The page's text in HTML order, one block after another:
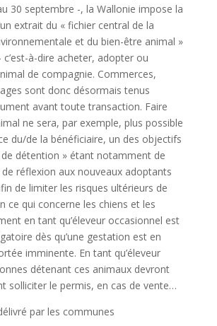
30 septembre -, la Wallonie impose la
extrait du « fichier central de la
et du bien-être animal »
à-dire acheter, adopter ou
de compagnie. Commerces,
sont donc désormais tenus
avant toute transaction. Faire
ne sera, par exemple, plus possible
du/de la bénéficiaire, un des objectifs
de détention » étant notamment de
réflexion aux nouveaux adoptants
de limiter les risques ultérieurs de
ce qui concerne les chiens et les
en tant qu’éleveur occasionnel est
dès qu’une gestation est en
imminente. En tant qu’éleveur
détenant ces animaux devront
solliciter le permis, en cas de vente…
par les communes